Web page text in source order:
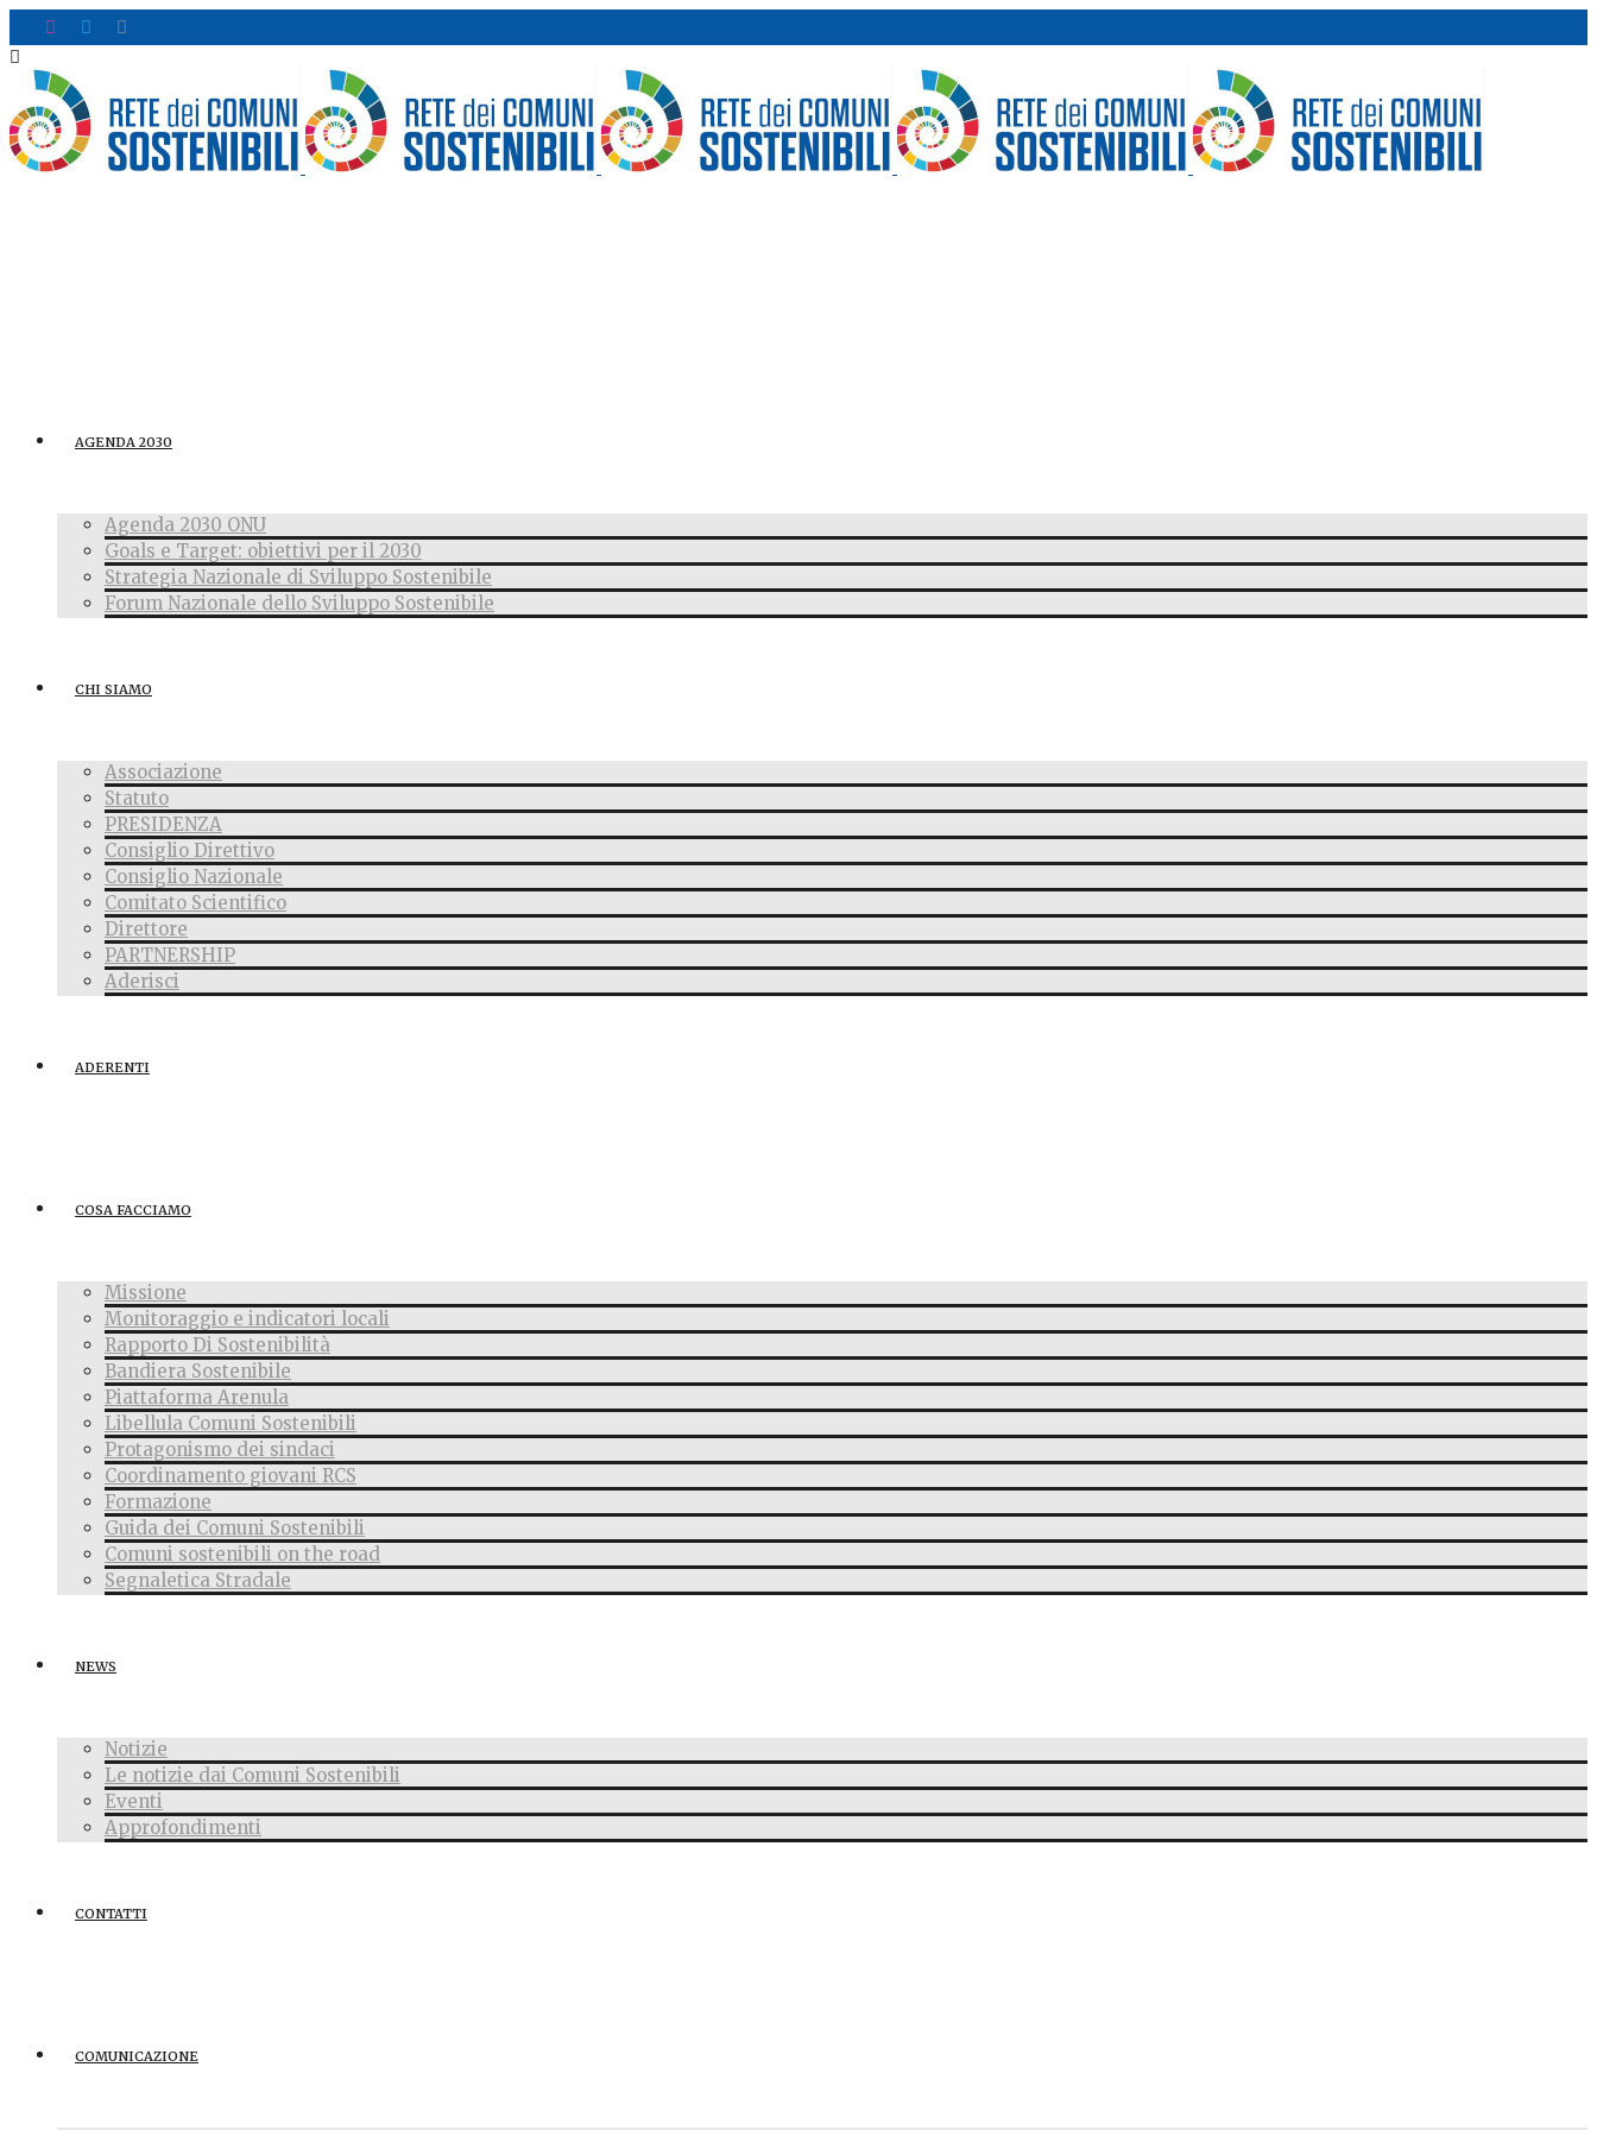
AGENDA 2030
Agenda 2030 ONU
Goals e Target: obiettivi per il 2030
Strategia Nazionale di Sviluppo Sostenibile
Forum Nazionale dello Sviluppo Sostenibile
CHI SIAMO
Associazione
Statuto
PRESIDENZA
Consiglio Direttivo
Consiglio Nazionale
Comitato Scientifico
Direttore
PARTNERSHIP
Aderisci
ADERENTI
COSA FACCIAMO
Missione
Monitoraggio e indicatori locali
Rapporto Di Sostenibilità
Bandiera Sostenibile
Piattaforma Arenula
Libellula Comuni Sostenibili
Protagonismo dei sindaci
Coordinamento giovani RCS
Formazione
Guida dei Comuni Sostenibili
Comuni sostenibili on the road
Segnaletica Stradale
NEWS
Notizie
Le notizie dai Comuni Sostenibili
Eventi
Approfondimenti
CONTATTI
COMUNICAZIONE